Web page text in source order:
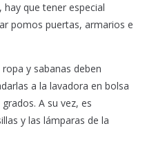
hay que tener especial
pomos puertas, armarios e
y sabanas deben
a la lavadora en bolsa
A su vez, es
y las lámparas de la